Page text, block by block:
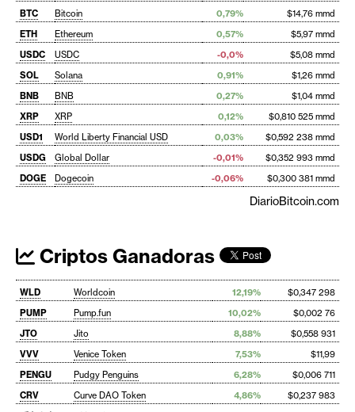
BTC
Bitcoin 0,79%
$14,76 mmd
ETH
Ethereum 0,57%
$5,97 mmd
USDC
USDC -0,0%
$5,08 mmd
SOL
Solana 0,91%
$1,26 mmd
BNB
BNB 0,27%
$1,04 mmd
XRP
XRP 0,12%
$0,810 525 mmd
USD1
World Liberty Financial USD 0,03%
$0,592 238 mmd
USDG
Global Dollar -0,01%
$0,352 993 mmd
DOGE
Dogecoin -0,06% $0,300 381 mmd
DiarioBitcoin.com
Criptos Ganadoras
WLD Worldcoin 12,19%
$0,347 298
PUMP
Pump.fun 10,02%
$0,002 76
JTO
Jito 8,88%
$0,558 931
VVV
Venice Token 7,53%
$11,99
PENGU
Pudgy Penguins 6,28%
$0,006 711
CRV
Curve DAO Token 4,86%
$0,237 983